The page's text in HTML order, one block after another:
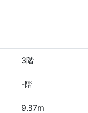
3階
-階
9.87m